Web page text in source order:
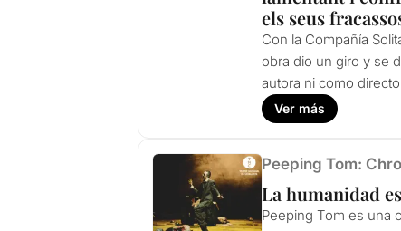
els seus
Con la Compañía
obra dio un giro y se
autora ni como
Ver más
Peeping Tom:
La humanidad
Peeping Tom es una